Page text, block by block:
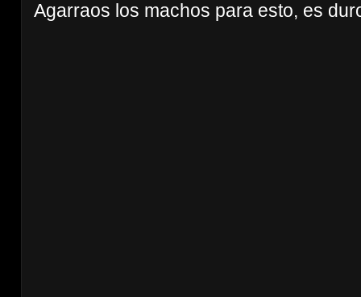
Agarraos los machos para esto, es